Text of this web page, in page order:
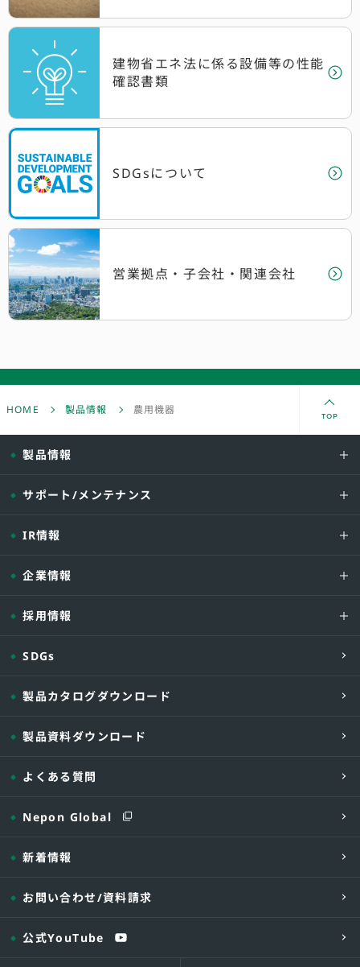
建物省エネ法に係る設備等の性能
確認書類
SDGsについて
営業拠点・子会社 ・関連会社
HOME 製品情報 農用機器 TOP
製品情報
サポート/メンテナンス
IR情報
企業情報
採用情報
SDGs
製品カタログダウンロード
製品資料ダウンロード
よくある質問
Nepon Global
新着情報
お問い合わせ/資料請求
公式YouTube